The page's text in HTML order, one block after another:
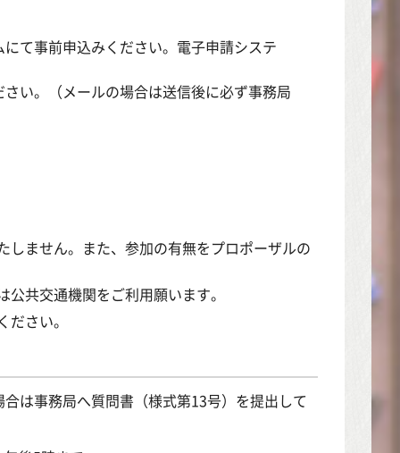
事前申込みください。電子申請システ
。（メールの場合は送信後に必ず事務局
ません。また、参加の有無をプロポーザルの
共交通機関をご利用願います。
さい。
は事務局へ質問書（様式第13号）を提出して